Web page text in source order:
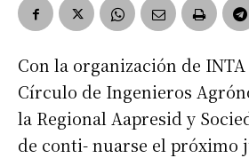
Con la organización de INTA
Círculo de Ingenieros
la Regional Aapresid y
de conti- nuarse el próximo